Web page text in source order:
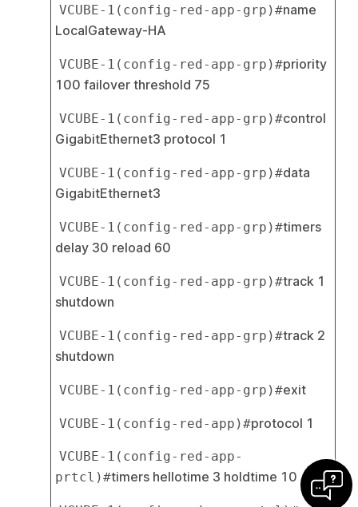
VCUBE-1(config-red-app-grp)#name
LocalGateway-HA
VCUBE-1(config-red-app-grp)#priority
100 failover threshold 75
VCUBE-1(config-red-app-grp)#control
GigabitEthernet3 protocol 1
VCUBE-1(config-red-app-grp)#data
GigabitEthernet3
VCUBE-1(config-red-app-grp)#timers
delay 30 reload 60
VCUBE-1(config-red-app-grp)#track 1
shutdown
VCUBE-1(config-red-app-grp)#track 2
shutdown
VCUBE-1(config-red-app-grp)#exit
VCUBE-1(config-red-app)#protocol 1
VCUBE-1(config-red-app-
prtcl)#timers hellotime 3 holdtime 10